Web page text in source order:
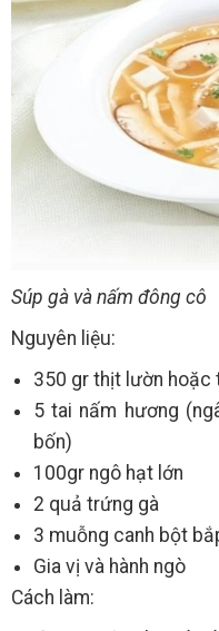
Súp gà và nấm đông cô
Nguyên liệu:
350 gr thịt lườn hoặc
5 tai nấm hương
bốn)
100gr ngô hạt lớn
2 quả trứng gà
3 muỗng canh bột
Gia vị và hành ngò
Cách làm: